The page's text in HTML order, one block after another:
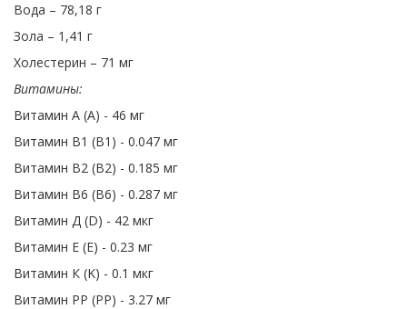
Вода – 78,18 г
Зола – 1,41 г
Холестерин – 71 мг
Витамины:
Витамин А (А) - 46 мг
Витамин В1 (В1) - 0.047 мг
Витамин В2 (В2) - 0.185 мг
Витамин В6 (В6) - 0.287 мг
Витамин Д (D) - 42 мкг
Витамин Е (Е) - 0.23 мг
Витамин К (K) - 0.1 мкг
Витамин PP (PP) - 3.27 мг